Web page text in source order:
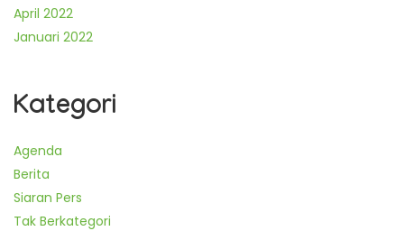
April 2022
Januari 2022
Kategori
Agenda
Berita
Siaran Pers
Tak Berkategori